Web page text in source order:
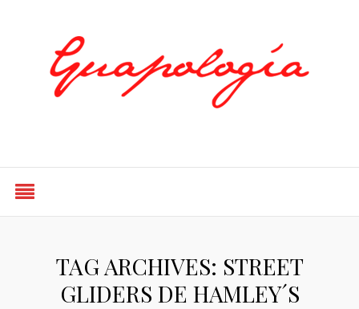
TAG ARCHIVES: STREET
GLIDERS DE HAMLEY´S